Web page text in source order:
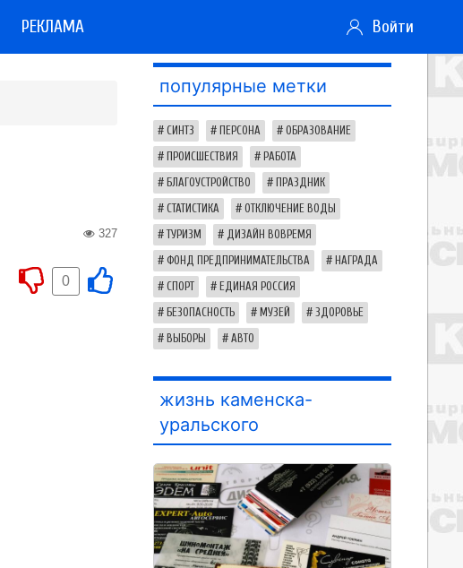
РЕКЛАМА Войти
327
0
популярные метки
СИНТЗ ПЕРСОНА ОБРАЗОВАНИЕ
ПРОИСШЕСТВИЯ РАБОТА
БЛАГОУСТРОЙСТВО ПРАЗДНИК
СТАТИСТИКА ОТКЛЮЧЕНИЕ ВОДЫ
ТУРИЗМ ДИЗАЙН ВОВРЕМЯ
ФОНД ПРЕДПРИНИМАТЕЛЬСТВА НАГРАДА
СПОРТ ЕДИНАЯ РОССИЯ
БЕЗОПАСНОСТЬ МУЗЕЙ ЗДОРОВЬЕ
ВЫБОРЫ АВТО
жизнь каменска-
уральского